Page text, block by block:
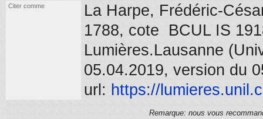
Citer comme
La Harpe, Frédéric-
1788, cote BCUL IS
Lumières.Lausanne
05.04.2019, version du
url: https://
Remarque: nous vous